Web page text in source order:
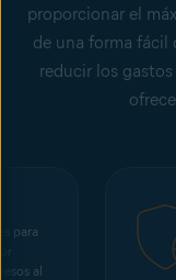
proporcionar el
de una forma fácil
reducir los
para
al